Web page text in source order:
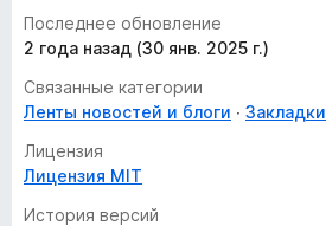
Последнее обновление
2 года назад (30 янв. 2025 г.)
Связанные категории
Ленты новостей и блоги
Закладки
Лицензия
Лицензия MIT
История версий